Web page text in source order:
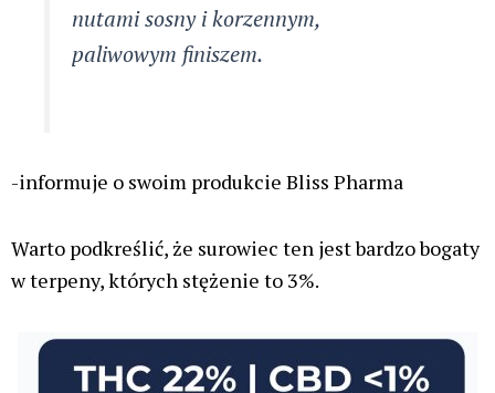
nutami sosny i korzennym,
paliwowym finiszem.
-informuje o swoim produkcie Bliss Pharma
Warto podkreślić, że surowiec ten jest bardzo bogaty
w terpeny, których stężenie to 3%.